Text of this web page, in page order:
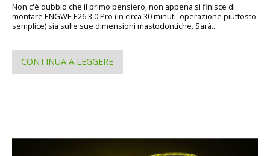
Non c'è dubbio che il primo pensiero, non appena si finisce di
montare ENGWE E26 3.0 Pro (in circa 30 minuti, operazione piuttosto
semplice) sia sulle sue dimensioni mastodontiche. Sarà...
CONTINUA A LEGGERE